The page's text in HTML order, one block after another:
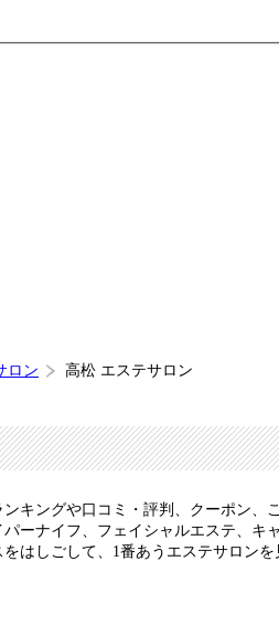
ロン 高松 エステサロン
キングや口コミ・評判、クーポン
ーナイフ、フェイシャルエステ、
はしごして、1番あうエステサロン